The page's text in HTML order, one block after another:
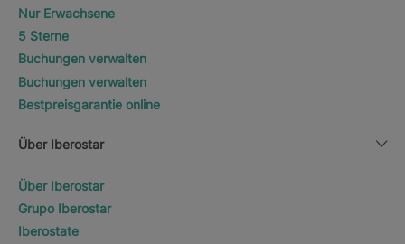
Nur Erwachsene
5 Sterne
Buchungen verwalten
Buchungen verwalten
Bestpreisgarantie online
Über Iberostar
Über Iberostar
Grupo Iberostar
Iberostate